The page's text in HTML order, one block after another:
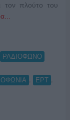
τον πλούτο του
ΡΑΔΙΟΦΩΝΟ
ΕΡΤ